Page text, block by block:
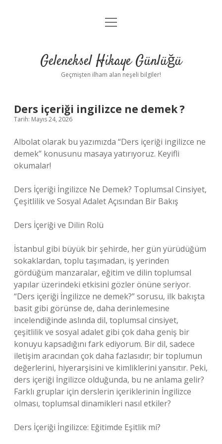
Anasayfa
Yasal Uyarı
menüyü
Geleneksel Hikaye Günlüğü
Geçmişten ilham alan neşeli bilgiler!
Ders içeriği ingilizce ne demek ?
Tarih: Mayıs 24, 2026
Albolat olarak bu yazımızda “Ders içeriği ingilizce ne
demek” konusunu masaya yatırıyoruz. Keyifli
okumalar!
Ders İçeriği İngilizce Ne Demek? Toplumsal Cinsiyet,
Çeşitlilik ve Sosyal Adalet Açısından Bir Bakış
Ders İçeriği ve Dilin Rolü
İstanbul gibi büyük bir şehirde, her gün yürüdüğüm
sokaklardan, toplu taşımadan, iş yerinden
gördüğüm manzaralar, eğitim ve dilin toplumsal
yapılar üzerindeki etkisini gözler önüne seriyor.
“Ders içeriği İngilizce ne demek?” sorusu, ilk bakışta
basit gibi görünse de, daha derinlemesine
incelendiğinde aslında dil, toplumsal cinsiyet,
çeşitlilik ve sosyal adalet gibi çok daha geniş bir
konuyu kapsadığını fark ediyorum. Bir dil, sadece
iletişim aracından çok daha fazlasıdır; bir toplumun
değerlerini, hiyerarşisini ve kimliklerini yansıtır. Peki,
ders içeriği İngilizce olduğunda, bu ne anlama gelir?
Farklı gruplar için derslerin içeriklerinin İngilizce
olması, toplumsal dinamikleri nasıl etkiler?
Ders İçeriği İngilizce: Eğitimde Eşitlik mi?